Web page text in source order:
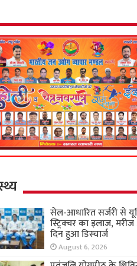
सेल-आधारित सर्जरी से
स्ट्रिक्चर का इलाज,
दिन हुआ डिस्चार्ज
August 6, 2026